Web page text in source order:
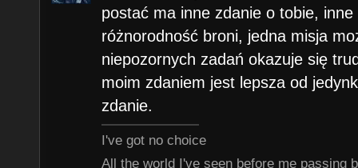
postać ma inne zdanie o tobie,
różnorodność broni, jedna misja
niepozornych zadań okazuje się
moim zdaniem jest lepsza od
zdanie.
I've got no choice
All the world I've seen before me passing